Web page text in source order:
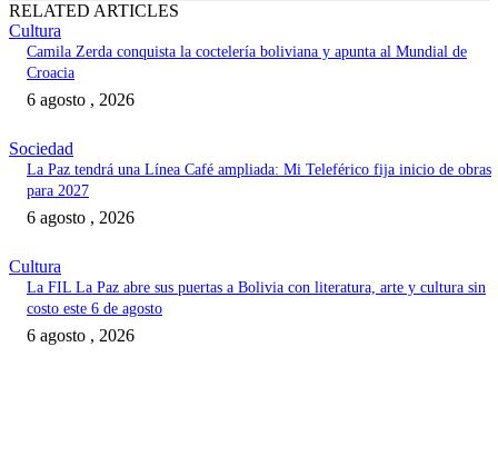
RELATED ARTICLES
Cultura
Camila Zerda conquista la coctelería boliviana y apunta al Mundial de
Croacia
6 agosto , 2026
Sociedad
La Paz tendrá una Línea Café ampliada: Mi Teleférico fija inicio de obras
para 2027
6 agosto , 2026
Cultura
La FIL La Paz abre sus puertas a Bolivia con literatura, arte y cultura sin
costo este 6 de agosto
6 agosto , 2026